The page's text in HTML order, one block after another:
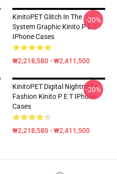
KinitoPET Glitch In The
System Graphic Kinito P E T
IPhone Cases
₩2,218,580 - ₩2,411,500
-20%
KinitoPET Digital Nightmare
Fashion Kinito P E T IPhone
Cases
₩2,218,580 - ₩2,411,500
-20%